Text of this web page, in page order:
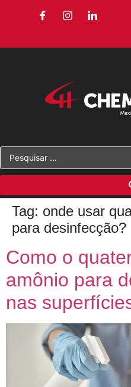
Tag: onde usar
para desinfecção?
Como o
amônio para
nas